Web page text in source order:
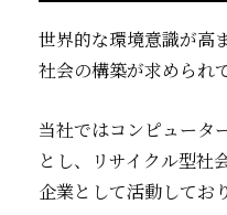
世界的な環境意識が高
社会の構築が求められ
当社ではコンピュータ
とし、リサイクル型社
企業として活動してお